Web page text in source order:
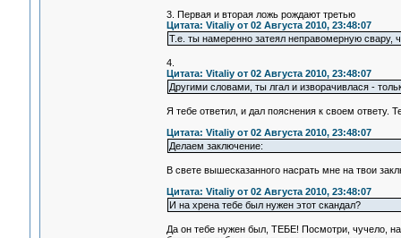
3. Первая и вторая ложь рождают третью
Цитата: Vitaliy от 02 Августа 2010, 23:48:07
Т.е. ты намеренно затеял неправомерную свару,
4.
Цитата: Vitaliy от 02 Августа 2010, 23:48:07
Другими словами, ты лгал и изворачивлася -
Я тебе ответил, и дал пояснения к своем ответу.
Цитата: Vitaliy от 02 Августа 2010, 23:48:07
Делаем заключение:
В свете вышесказанного насрать мне на твои
Цитата: Vitaliy от 02 Августа 2010, 23:48:07
И на хрена тебе был нужен этот скандал?
Да он тебе нужен был, ТЕБЕ! Посмотри, чучело,